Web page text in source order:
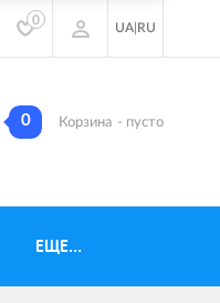
0
UA RU
0 Корзина - пусто
ЕЩЕ...